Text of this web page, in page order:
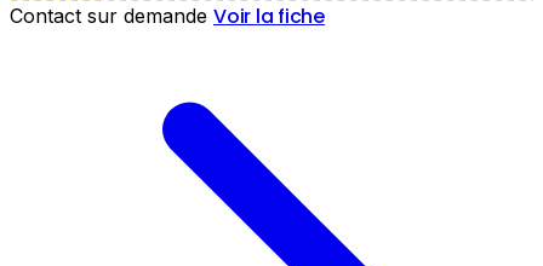
Contact sur demande Voir la fiche